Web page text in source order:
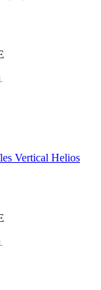
Vertical Helios